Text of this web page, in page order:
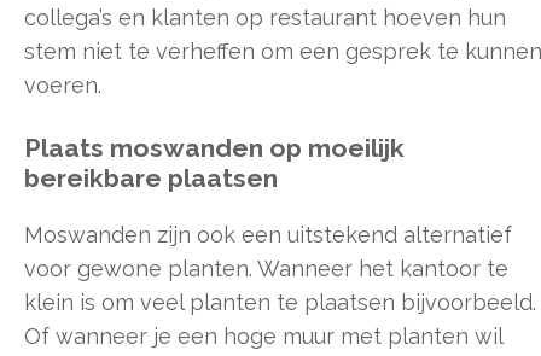
collega’s en klanten op restaurant hoeven hun
stem niet te verheffen om een gesprek te kunnen
voeren.
Plaats moswanden op moeilijk
bereikbare plaatsen
Moswanden zijn ook een uitstekend alternatief
voor gewone planten. Wanneer het kantoor te
klein is om veel planten te plaatsen bijvoorbeeld.
Of wanneer je een hoge muur met planten wil